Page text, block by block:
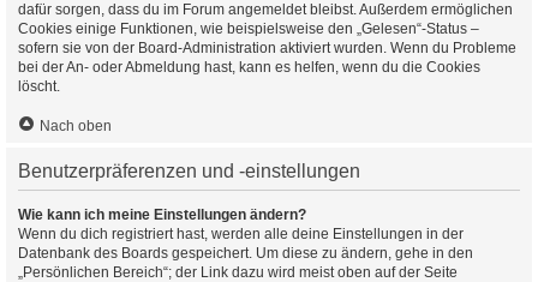
dafür sorgen, dass du im Forum angemeldet bleibst. Außerdem ermöglichen
Cookies einige Funktionen, wie beispielsweise den „Gelesen“-Status –
sofern sie von der Board-Administration aktiviert wurden. Wenn du Probleme
bei der An- oder Abmeldung hast, kann es helfen, wenn du die Cookies
löscht.
Nach oben
Benutzerpräferenzen und -einstellungen
Wie kann ich meine Einstellungen ändern?
Wenn du dich registriert hast, werden alle deine Einstellungen in der
Datenbank des Boards gespeichert. Um diese zu ändern, gehe in den
„Persönlichen Bereich“; der Link dazu wird meist oben auf der Seite